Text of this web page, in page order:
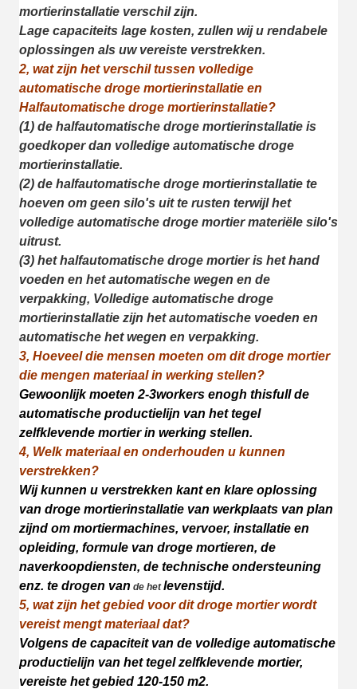
mortierinstallatie verschil zijn.
Lage capaciteits lage kosten, zullen wij u rendabele
oplossingen als uw vereiste verstrekken.
2, wat zijn het verschil tussen volledige
automatische droge mortierinstallatie en
Halfautomatische droge mortierinstallatie?
(1) de halfautomatische droge mortierinstallatie is
goedkoper dan volledige automatische droge
mortierinstallatie.
(2) de halfautomatische droge mortierinstallatie te
hoeven om geen silo's uit te rusten terwijl het
volledige automatische droge mortier materiële silo's
uitrust.
(3) het halfautomatische droge mortier is het hand
voeden en het automatische wegen en de
verpakking, Volledige automatische droge
mortierinstallatie zijn het automatische voeden en
automatische het wegen en verpakking.
3, Hoeveel die mensen moeten om dit droge mortier
die mengen materiaal in werking stellen?
Gewoonlijk moeten 2-3workers enogh thisfull de
automatische productielijn van het tegel
zelfklevende mortier in werking stellen.
4, Welk materiaal en onderhouden u kunnen
verstrekken?
Wij kunnen u verstrekken kant en klare oplossing
van droge mortierinstallatie van werkplaats van plan
zijnd om mortiermachines, vervoer, installatie en
opleiding, formule van droge mortieren, de
naverkoopdiensten, de technische ondersteuning
enz. te drogen van de hetlevenstijd.
5, wat zijn het gebied voor dit droge mortier wordt
vereist mengt materiaal dat?
Volgens de capaciteit van de volledige automatische
productielijn van het tegel zelfklevende mortier,
vereiste het gebied 120-150 m2.